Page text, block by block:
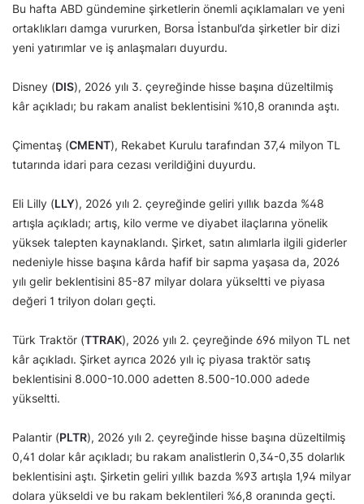
Bu hafta ABD gündemine şirketlerin önemli açıklamaları ve yeni
ortaklıkları damga vururken, Borsa İstanbul’da şirketler bir dizi
yeni yatırımlar ve iş anlaşmaları duyurdu.
Disney (DIS), 2026 yılı 3. çeyreğinde hisse başına düzeltilmiş
kâr açıkladı; bu rakam analist beklentisini %10,8 oranında aştı.
Çimentaş (CMENT), Rekabet Kurulu tarafından 37,4 milyon TL
tutarında idari para cezası verildiğini duyurdu.
Eli Lilly (LLY), 2026 yılı 2. çeyreğinde geliri yıllık bazda %48
artışla açıkladı; artış, kilo verme ve diyabet ilaçlarına yönelik
yüksek talepten kaynaklandı. Şirket, satın alımlarla ilgili giderler
nedeniyle hisse başına kârda hafif bir sapma yaşasa da, 2026
yılı gelir beklentisini 85-87 milyar dolara yükseltti ve piyasa
değeri 1 trilyon doları geçti.
Türk Traktör (TTRAK), 2026 yılı 2. çeyreğinde 696 milyon TL net
kâr açıkladı. Şirket ayrıca 2026 yılı iç piyasa traktör satış
beklentisini 8.000-10.000 adetten 8.500-10.000 adede
yükseltti.
Palantir (PLTR), 2026 yılı 2. çeyreğinde hisse başına düzeltilmiş
0,41 dolar kâr açıkladı; bu rakam analistlerin 0,34-0,35 dolarlık
beklentisini aştı. Şirketin geliri yıllık bazda %93 artışla 1,94 milyar
dolara yükseldi ve bu rakam beklentileri %6,8 oranında geçti.